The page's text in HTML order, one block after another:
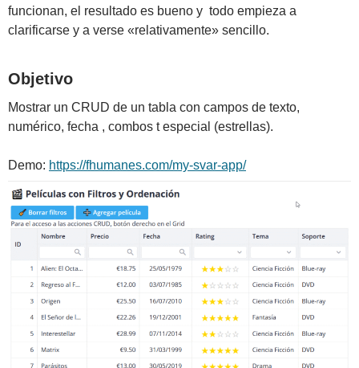
funcionan, el resultado es bueno y todo empieza a
clarificarse y a verse «relativamente» sencillo.
Objetivo
Mostrar un CRUD de un tabla con campos de texto,
numérico, fecha , combos t especial (estrellas).
Demo: https://fhumanes.com/my-svar-app/